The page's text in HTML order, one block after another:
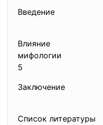
Влияние
5
Список